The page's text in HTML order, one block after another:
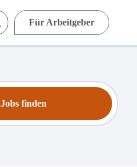
Für Arbeitgeber
Jobs finden